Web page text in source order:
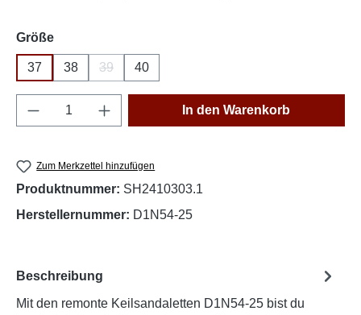
Größeauswählen
37 38 39 40
Produkt Anzahl: Gib den gewünschten
In den Warenkorb
Zum Merkzettel hinzufügen
Produktnummer: SH2410303.1
Herstellernummer: D1N54-25
Beschreibung
Mit den remonte Keilsandaletten D1N54-25 bist du